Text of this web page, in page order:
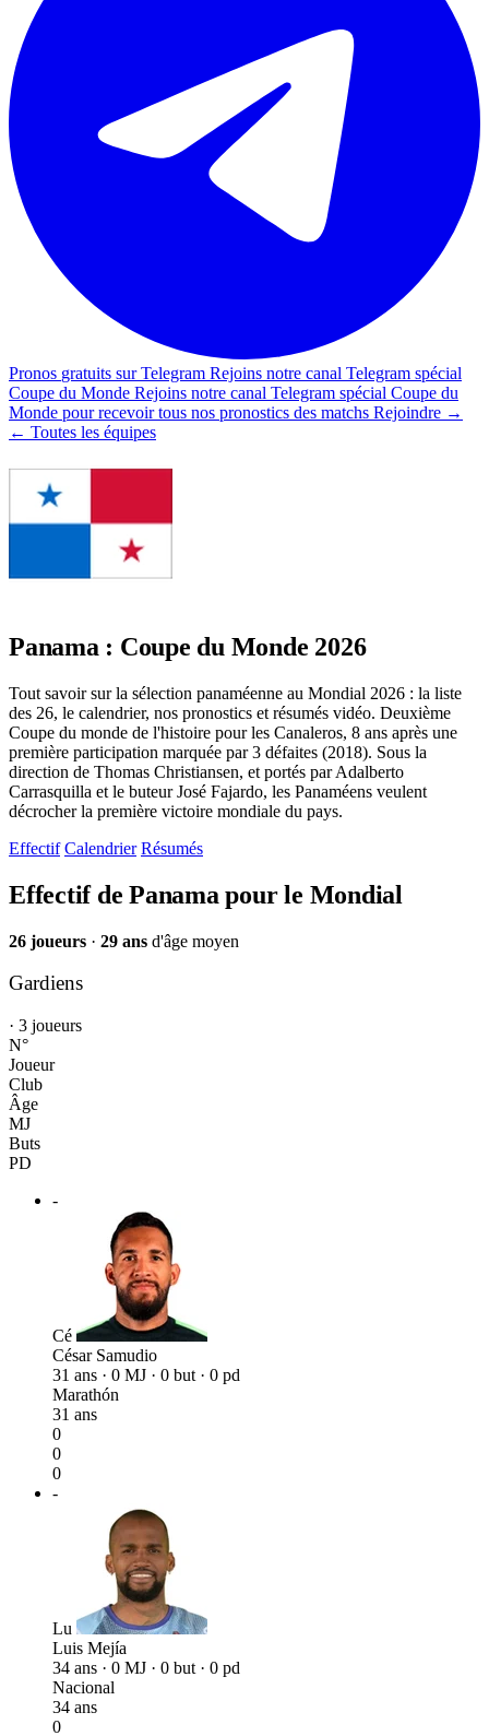
Pronos gratuits sur Telegram Rejoins notre canal Telegram spécial
Coupe du Monde Rejoins notre canal Telegram spécial Coupe du
Monde pour recevoir tous nos pronostics des matchs Rejoindre →
← Toutes les équipes
Panama : Coupe du Monde 2026
Tout savoir sur la sélection panaméenne au Mondial 2026 : la liste
des 26, le calendrier, nos pronostics et résumés vidéo. Deuxième
Coupe du monde de l'histoire pour les Canaleros, 8 ans après une
première participation marquée par 3 défaites (2018). Sous la
direction de Thomas Christiansen, et portés par Adalberto
Carrasquilla et le buteur José Fajardo, les Panaméens veulent
décrocher la première victoire mondiale du pays.
Effectif Calendrier Résumés
Effectif de Panama pour le Mondial
26 joueurs · 29 ans d'âge moyen
Gardiens
· 3 joueurs
N°
Joueur
Club
Âge
MJ
Buts
PD
-
Cé
César Samudio
31 ans · 0 MJ · 0 but · 0 pd
Marathón
31 ans
0
0
0
-
Lu
Luis Mejía
34 ans · 0 MJ · 0 but · 0 pd
Nacional
34 ans
0